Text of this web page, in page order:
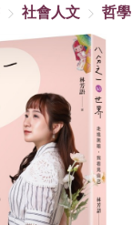
社會人文 哲學